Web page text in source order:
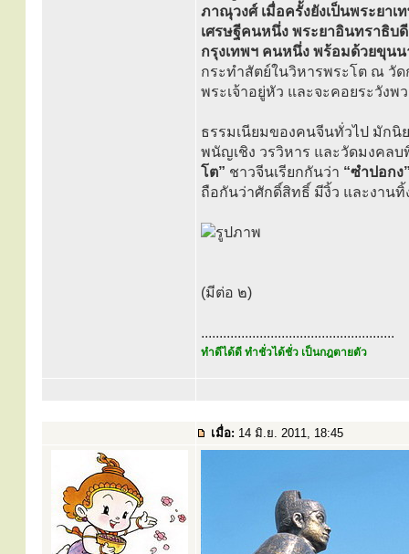
ภาณุวงศ์ เมื่อครั้งยังเป็นพระยา
เศรษฐีคนหนึ่ง พระยาอินทราธิบ
กรุงเทพฯ คนหนึ่ง พร้อมด้วยขุน
กระทำสัตย์ในวิหารพระโต ณ วั
พระเจ้าอยู่หัว และจะคอยระวัง
ธรรมเนียมของคนจีนทั่วไป มักนิ
พนัญเชิง วรวิหาร และวัดมงคล
โต” ชาวจีนเรียกกันว่า “ซำปอกง
ถือกันว่าศักดิ์สิทธิ์ มีงิ้ว และงาน
(มีต่อ ๒)
.....................................................
ทำดีได้ดี ทำชั่วได้ชั่ว เป็นกฎตายตัว
เมื่อ: 14 มิ.ย. 2011, 18:45